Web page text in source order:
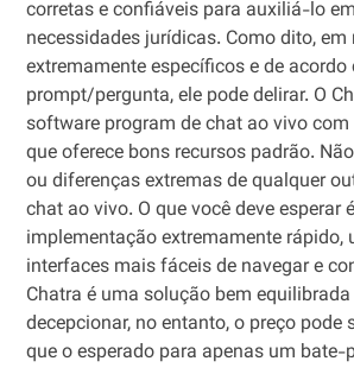
corretas e confiáveis para auxiliá-lo
necessidades jurídicas. Como dito,
extremamente específicos e de acordo
prompt/pergunta, ele pode delirar. O
software program de chat ao vivo
que oferece bons recursos padrão.
ou diferenças extremas de qualquer
chat ao vivo. O que você deve esperar
implementação extremamente rápido,
interfaces mais fáceis de navegar e
Chatra é uma solução bem
decepcionar, no entanto, o preço pode
que o esperado para apenas um bate-